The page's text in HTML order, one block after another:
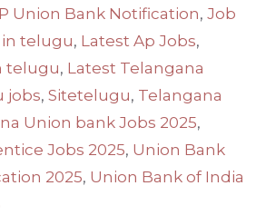
Union Bank Notification, Job
in telugu, Latest Ap Jobs,
telugu, Latest Telangana
jobs, Sitetelugu, Telangana
Union bank Jobs 2025,
Jobs 2025, Union Bank
2025, Union Bank of India